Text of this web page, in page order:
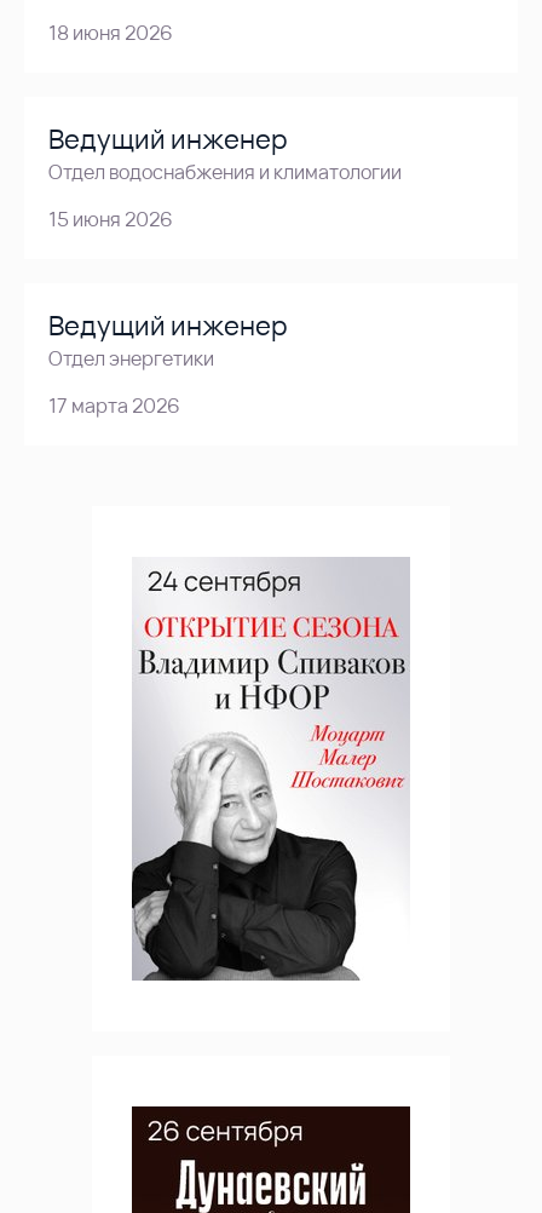
18 июня 2026
Ведущий инженер
Отдел водоснабжения и климатологии
15 июня 2026
Ведущий инженер
Отдел энергетики
17 марта 2026